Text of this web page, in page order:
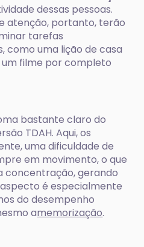
dessas pessoas.
atenção, portanto, terão
tarefas
como uma lição de casa
filme por completo
bastante claro do
TDAH. Aqui, os
uma dificuldade de
em movimento, o que
concentração, gerando
é especialmente
do desempenho
amemorização.